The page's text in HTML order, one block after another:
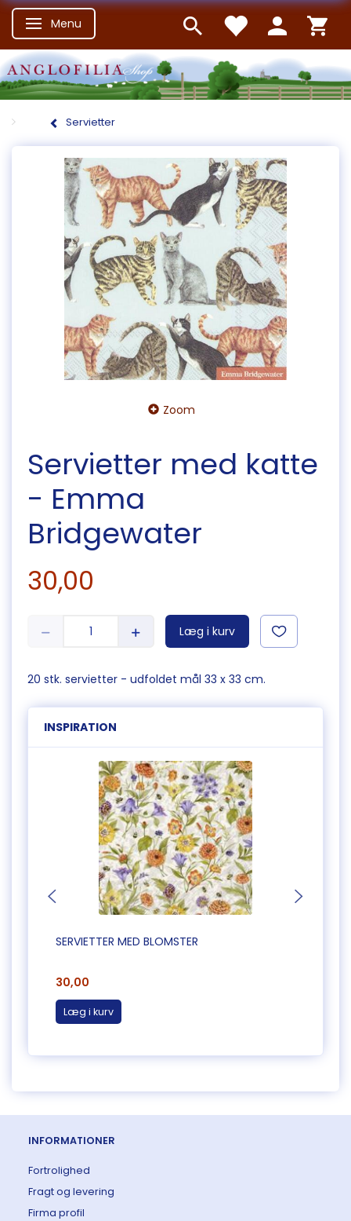
Skifte navigation
Menu
Servietter
Zoom
Servietter med katte
- Emma
Bridgewater
30,00
Læg i kurv
20 stk. servietter - udfoldet mål 33 x 33 cm.
INSPIRATION
SERVIETTER MED BLOMSTER
30,00
Læg i kurv
INFORMATIONER
Fortrolighed
Fragt og levering
Firma profil